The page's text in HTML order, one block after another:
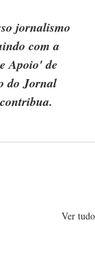
jornalismo
com a
Apoio' de
do Jornal
Ver tudo